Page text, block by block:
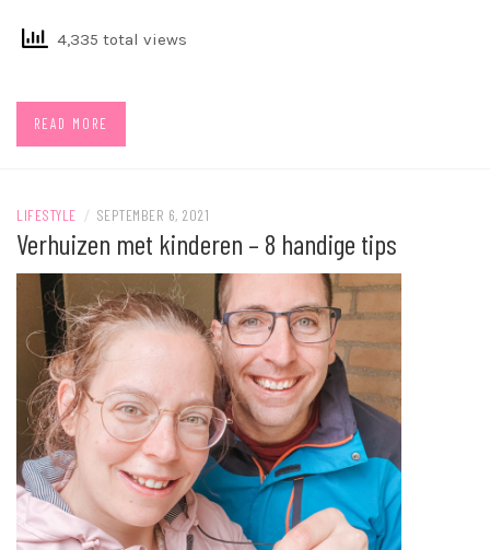
4,335 total views
READ MORE
LIFESTYLE / SEPTEMBER 6, 2021
Verhuizen met kinderen – 8 handige tips